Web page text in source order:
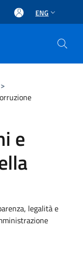
ENG
>
e
legalità e